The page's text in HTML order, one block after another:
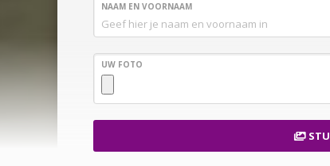
NAAM EN VOORNAAM
UW FOTO